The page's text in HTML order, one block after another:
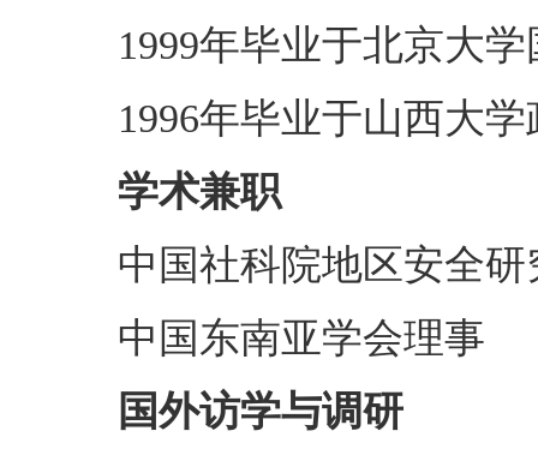
1999年毕业于北京大
1996年毕业于山西大
学术兼职
中国社科院地区安全
中国东南亚学会理事
国外访学与调研